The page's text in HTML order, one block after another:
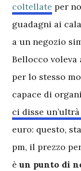
coltellate per
guadagni ai
a un negozio
Bellocco voleva
per lo stesso
capace di
ci disse
euro: questo,
pm, il prezzo
èun punto di